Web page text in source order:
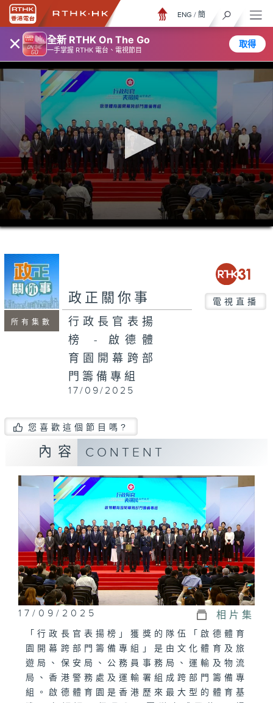
× 全新 RTHK On The Go
一手掌握 RTHK 電台、電視節目
取得
ENG / 簡
seconds
minutes,
seconds
所有集數
政正關你事 電視直播
行政長官表揚
榜 - 啟德體
育園開幕跨部
門籌備專組
17/09/2025
您喜歡這個節目嗎?
內容 CONTENT
17/09/2025 相片集
「行政長官表揚榜」獲獎的隊伍「啟德體育
園開幕跨部門籌備專組」是由文化體育及旅
遊局、保安局、公務員事務局、運輸及物流
局、香港警務處及運輸署組成跨部門籌備專
組。啟德體育園是香港歷來最大型的體育基